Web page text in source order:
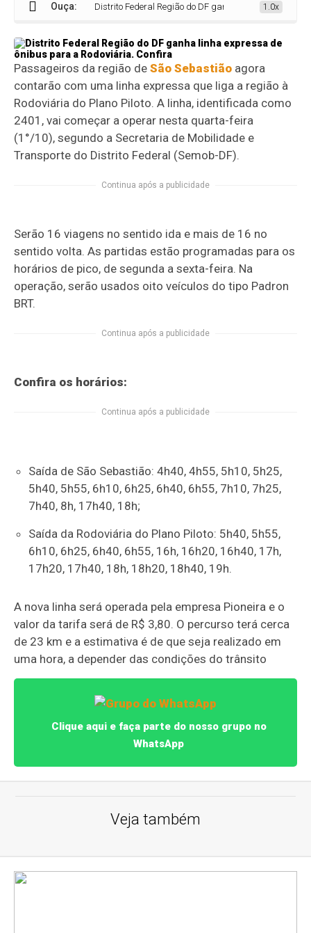
Ouça: Distrito Federal Região do DF ganha linha expressa de
1.0x
Passageiros da região deSão Sebastião agora
contarão com uma linha expressa que liga a região à
Rodoviária do Plano Piloto. A linha, identificada como
2401, vai começar a operar nesta quarta-feira
(1°/10), segundo a Secretaria de Mobilidade e
Transporte do Distrito Federal (Semob-DF).
Continua após a publicidade
Serão 16 viagens no sentido ida e mais de 16 no
sentido volta. As partidas estão programadas para os
horários de pico, de segunda a sexta-feira. Na
operação, serão usados oito veículos do tipo Padron
BRT.
Continua após a publicidade
Confira os horários:
Continua após a publicidade
Saída de São Sebastião: 4h40, 4h55, 5h10, 5h25,
5h40, 5h55, 6h10, 6h25, 6h40, 6h55, 7h10, 7h25,
7h40, 8h, 17h40, 18h;
Saída da Rodoviária do Plano Piloto: 5h40, 5h55,
6h10, 6h25, 6h40, 6h55, 16h, 16h20, 16h40, 17h,
17h20, 17h40, 18h, 18h20, 18h40, 19h.
A nova linha será operada pela empresa Pioneira e o
valor da tarifa será de R$ 3,80. O percurso terá cerca
de 23 km e a estimativa é de que seja realizado em
uma hora, a depender das condições do trânsito
Clique aqui e faça parte do nosso grupo no
WhatsApp
Veja também